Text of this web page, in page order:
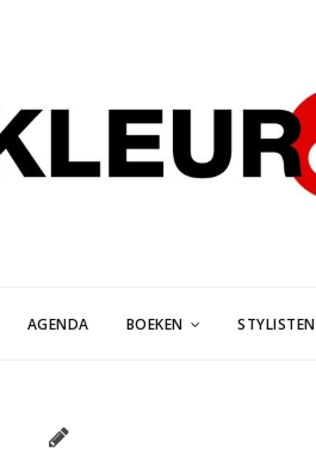
AGENDA BOEKEN STYLISTEN